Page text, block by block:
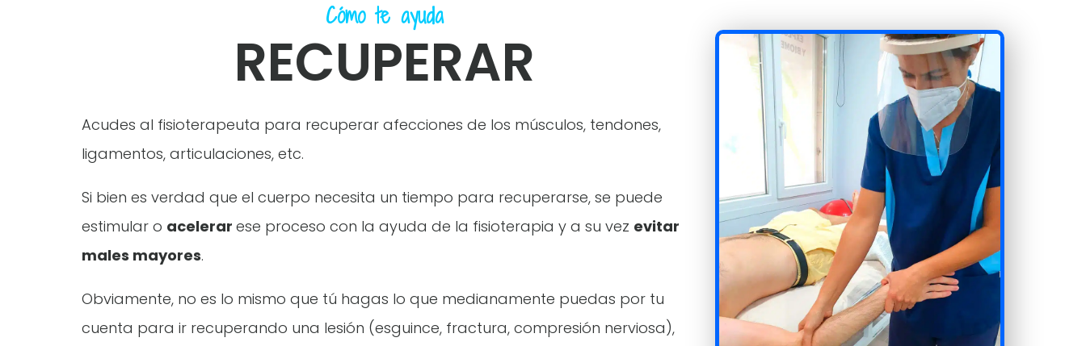
Cómo te ayuda
RECUPERAR
Acudes al fisioterapeuta para recuperar afecciones de los músculos, tendones,
ligamentos, articulaciones, etc.
Si bien es verdad que el cuerpo necesita un tiempo para recuperarse, se puede
estimular o acelerar ese proceso con la ayuda de la fisioterapia y a su vez evitar
males mayores.
Obviamente, no es lo mismo que tú hagas lo que medianamente puedas por tu
cuenta para ir recuperando una lesión (esguince, fractura, compresión nerviosa),